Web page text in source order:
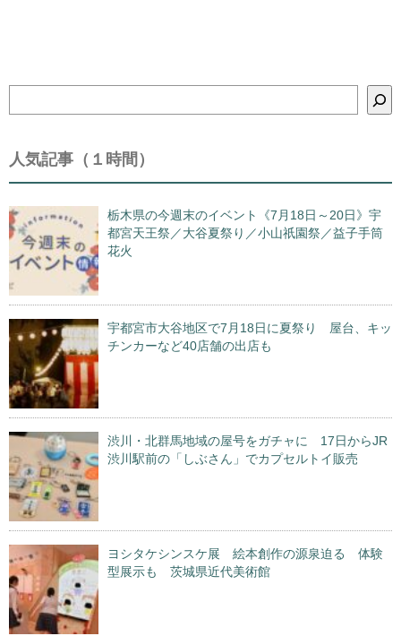
索
人気記事（１時間）
栃木県の今週末のイベント《7月18日～20日》宇
都宮天王祭／大谷夏祭り／小山祇園祭／益子手筒
花火
宇都宮市大谷地区で7月18日に夏祭り 屋台、キッ
チンカーなど40店舗の出店も
渋川・北群馬地域の屋号をガチャに 17日からJR
渋川駅前の「しぶさん」でカプセルトイ販売
ヨシタケシンスケ展 絵本創作の源泉迫る 体験
型展示も 茨城県近代美術館